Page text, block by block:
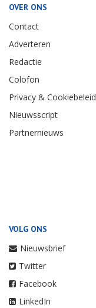
OVER ONS
Contact
Adverteren
Redactie
Colofon
Privacy & Cookiebeleid
Nieuwsscript
Partnernieuws
VOLG ONS
Nieuwsbrief
Twitter
Facebook
LinkedIn